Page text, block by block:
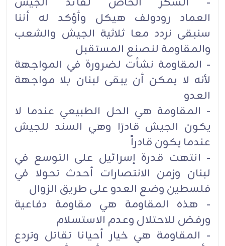
العماد رودولف هيكل وأؤكد له أننا
سنبقى نردد معا ثلاثية الجيش والشعب
والمقاومة لنصنع المستقبل
- المقاومة نشأت لضرورة في المواجهة
لأنه لا يمكن أن يبقى لبنان بلا مواجهة
العدو
- المقاومة هي الحل الطبيعي عندما لا
يكون الجيش قادرًا وهي السند للجيش
عندما يكون قادراً
- انتهت قدرة إسرائيل على التوسع في
لبنان وزمن الانتصارات أحدث تحولا في
فلسطين وضع العدو على طريق الزوال
- هذه المقاومة هي مقاومة دفاعية
ورفض للاحتلال وعدم الاستسلام
- المقاومة هي خيار أحيانا تقاتل وتردع